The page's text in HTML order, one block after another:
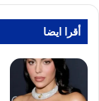
أقرا ايضا